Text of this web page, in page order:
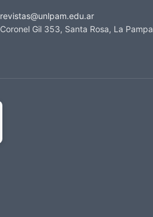
revistas@unlpam.edu.ar
Coronel Gil 353, Santa Rosa, La Pampa